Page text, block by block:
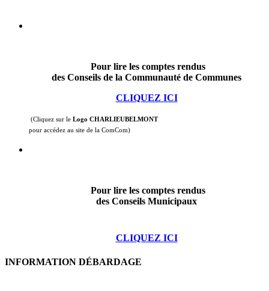
Pour lire les comptes rendus
des Conseils de la Communauté de Communes
CLIQUEZ ICI
(Cliquez sur le Logo CHARLIEUBELMONT
pour accédez au site de la ComCom)
Pour lire les comptes rendus
des Conseils Municipaux
CLIQUEZ ICI
INFORMATION DÉBARDAGE